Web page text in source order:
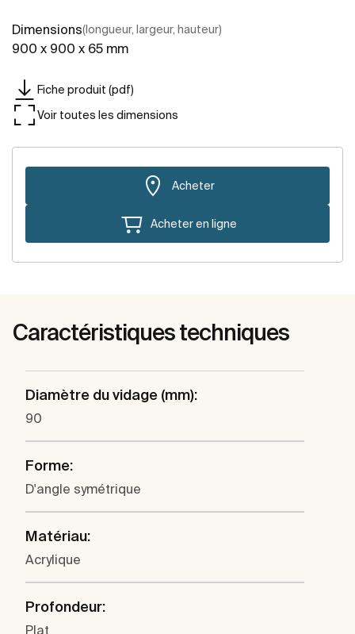
Dimensions(longueur, largeur, hauteur)
900 x 900 x 65 mm
Fiche produit (pdf)
Voir toutes les dimensions
Acheter
Acheter en ligne
Caractéristiques techniques
Diamètre du vidage (mm):
90
Forme:
D'angle symétrique
Matériau:
Acrylique
Profondeur:
Plat